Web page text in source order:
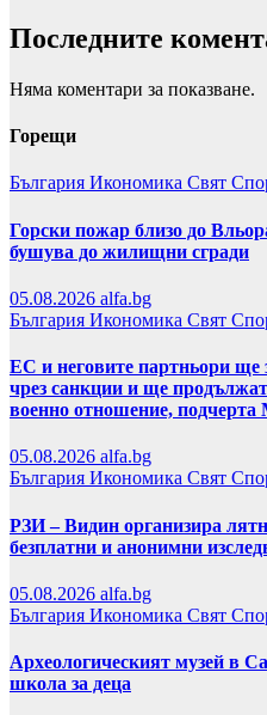
Последните
Няма коментари за показване.
Горещи
България Икономика Свят
Горски пожар близо до
бушува до жилищни сгради
05.08.2026 alfa.bg
България Икономика Свят
ЕС и неговите партньори ще
чрез санкции и ще
военно отношение,
05.08.2026 alfa.bg
България Икономика Свят
РЗИ – Видин организира
безплатни и анонимни
05.08.2026 alfa.bg
България Икономика Свят
Археологическият музей в
школа за деца